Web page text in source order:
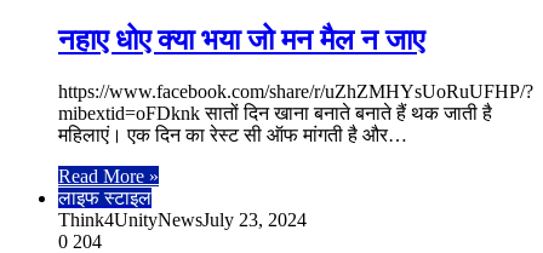
नहाए धोए क्या भया जो मन मैल न जाए
https://www.facebook.com/share/r/uZhZMHYsUoRuUFHP/?
mibextid=oFDknk सातों दिन खाना बनाते बनाते हैं थक जाती है
महिलाएं। एक दिन का रेस्ट सी ऑफ मांगती है और…
Read More »
लाइफ स्टाइल
Think4UnityNewsJuly 23, 2024
0 204